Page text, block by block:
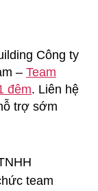
Công ty
– Team
đêm. Liên hệ
trợ sớm